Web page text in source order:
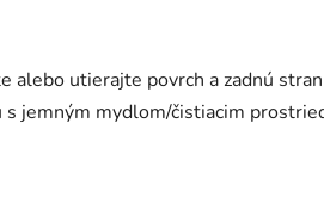
alebo utierajte povrch a zadnú
jemným mydlom/čistiacim